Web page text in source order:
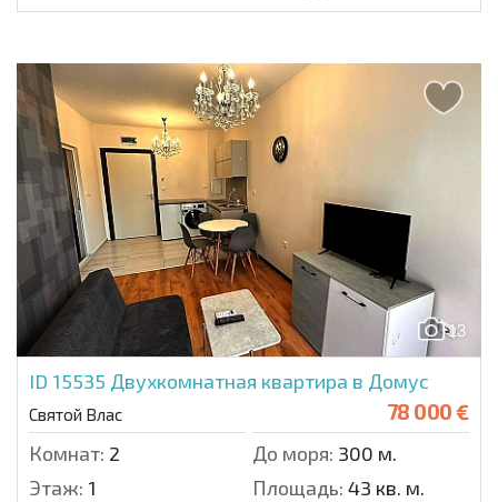
13
ID 15535 Двухкомнатная квартира в Домус
Святой Влас 78 000 €
Комнат: 2 До моря: 300 м.
Этаж: 1 Площадь: 43 кв. м.